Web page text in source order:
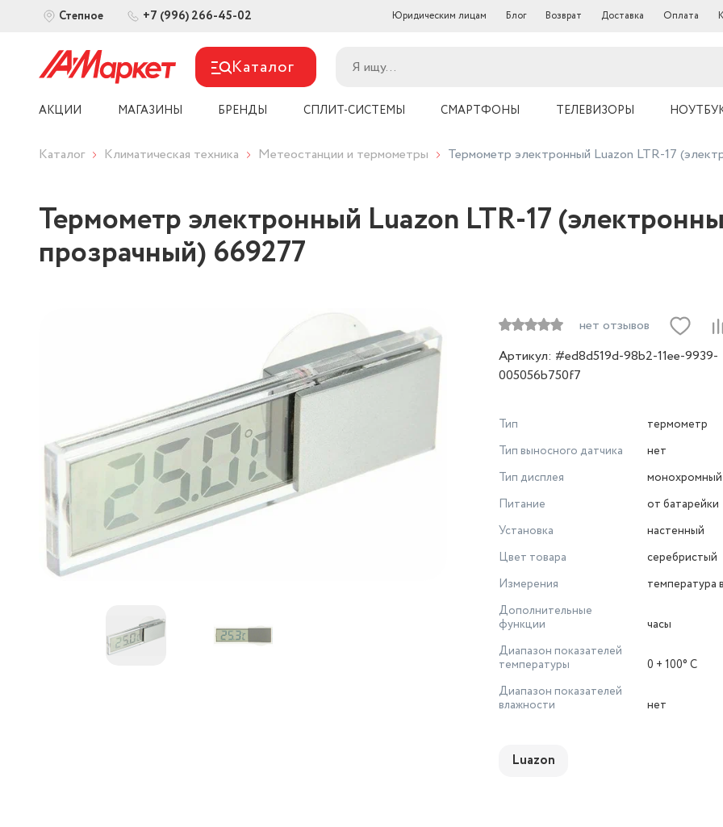
Степное +7 (996) 266-45-02 Юридическим лицам Блог Возврат Доставка Оплата
Каталог
АКЦИИ МАГАЗИНЫ БРЕНДЫ СПЛИТ-СИСТЕМЫ СМАРТФОНЫ ТЕЛЕВИЗОРЫ
Каталог Климатическая техника Метеостанции и термометры Термометр электронный Luazon LTR-17
Термометр электронный Luazon LTR-17
прозрачный) 669277
нет отзывов
Артикул: #ed8d519d-98b2-11ee-9939-
005056b750f7
Тип
термометр
Тип выносного датчика
нет
Тип дисплея
монохромный
Питание
от батарейки
Установка
настенный
Цвет товара
серебристый
Измерения
температура
Дополнительные
функции
часы
Диапазон показателей
температуры
0 + 100° C
Диапазон показателей
влажности
нет
Luazon